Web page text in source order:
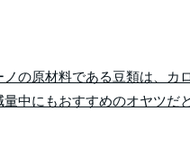
ノの原材料である豆類は、カ
中にもおすすめのオヤツだ